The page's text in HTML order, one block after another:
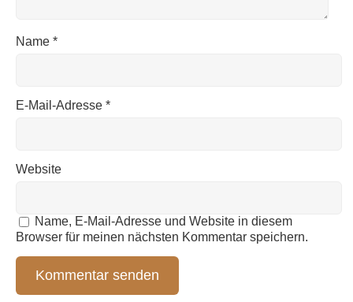
Name *
E-Mail-Adresse *
Website
Name, E-Mail-Adresse und Website in diesem
Browser für meinen nächsten Kommentar speichern.